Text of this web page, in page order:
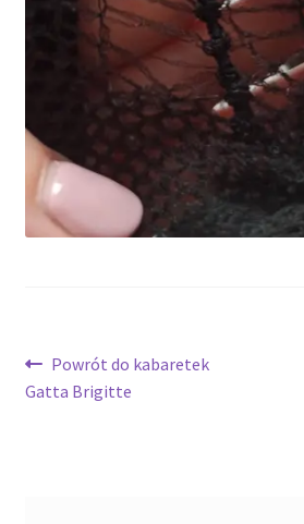
Nawigacja
wpisu
Poprzedni
wpis:
Powrót do kabaretek
Gatta Brigitte